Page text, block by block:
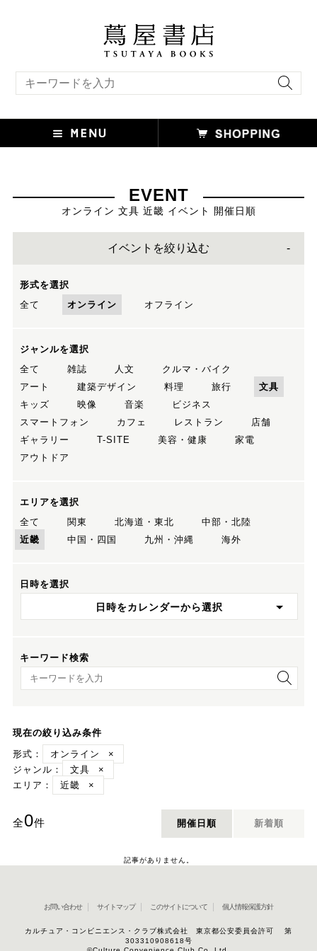
EVENT
オンライン 文具 近畿 イベント 開催日順
イベントを絞り込む
形式を選択
全て
オンライン オフライン
ジャンルを選択
全て
雑誌 人文
クルマ・バイク
アート
建築デザイン 料理 旅行
文具
キッズ
映像 音楽
ビジネス
スマートフォン
カフェ レストラン
店舗
ギャラリー
T-SITE 美容・健康
家電
アウトドア
エリアを選択
全て
関東 北海道・東北
中部・北陸
近畿
中国・四国 九州・沖縄 海外
日時を選択
日時をカレンダーから選択
キーワード検索
キーワード検索
現在の絞り込み条件
形式：
オンライン
×
ジャンル：
文具
×
エリア：
近畿 ×
全0件 開催日順 新着順
記事がありません。
お問い合わせ サイトマップ このサイトについて 個人情報保護方針
カルチュア・コンビニエンス・クラブ株式会社 東京都公安委員会許可 第
303310908618号